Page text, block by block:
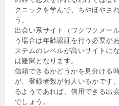
クニックを学んで、ちやほやさ
う。
出会い系サイト（ワクワクメー
う場合は年齢認証を行う必要が
ステムのレベルが高いサイトに
は難関となります。
信頼できるかどうかを見分ける
が、登録者数が何人いるかです
るようであれば、信用できる出
でしょう。